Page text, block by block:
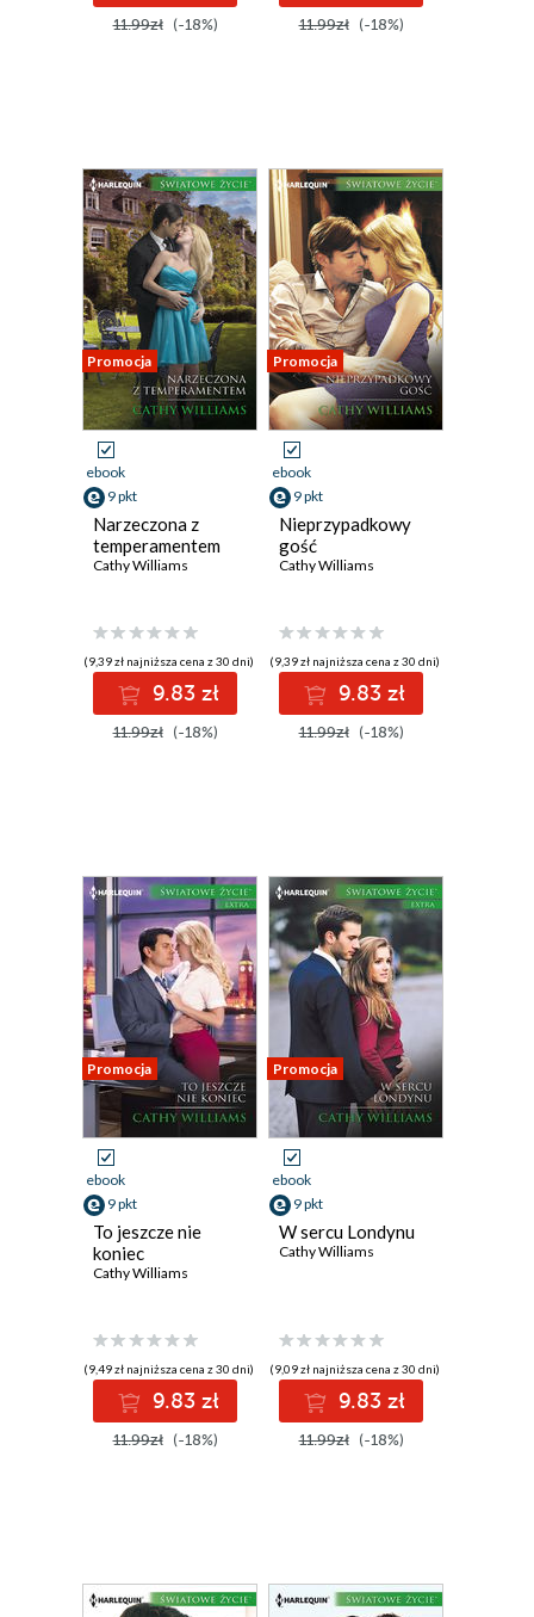
11.99zł (-18%) 11.99zł (-18%)
Promocja
ebook
9 pkt
Narzeczona z
temperamentem
Cathy Williams
(9,39 zł najniższa cena z 30 dni)
9.83 zł
11.99zł (-18%)
Promocja
ebook
9 pkt
Nieprzypadkowy
gość
Cathy Williams
(9,39 zł najniższa cena z 30 dni)
9.83 zł
11.99zł (-18%)
Promocja
ebook
9 pkt
To jeszcze nie
koniec
Cathy Williams
(9,49 zł najniższa cena z 30 dni)
9.83 zł
11.99zł (-18%)
Promocja
ebook
9 pkt
W sercu Londynu
Cathy Williams
(9,09 zł najniższa cena z 30 dni)
9.83 zł
11.99zł (-18%)